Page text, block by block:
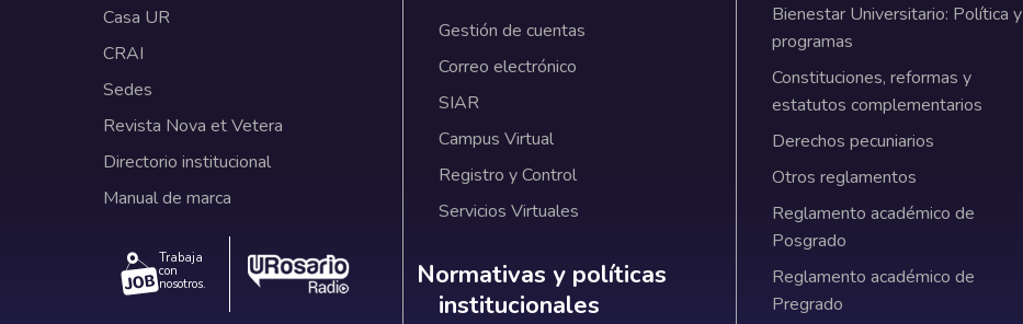
Casa UR
CRAI
Sedes
Revista Nova et Vetera
Directorio institucional
Manual de marca
Trabaja
con
nosotros.
Gestión de cuentas
Correo electrónico
SIAR
Campus Virtual
Registro y Control
Servicios Virtuales
Normativas y políticas institucionales
Normativas y políticas
institucionales
Bienestar Universitario: Política y
programas
Constituciones, reformas y
estatutos complementarios
Derechos pecuniarios
Otros reglamentos
Reglamento académico de
Posgrado
Reglamento académico de
Pregrado